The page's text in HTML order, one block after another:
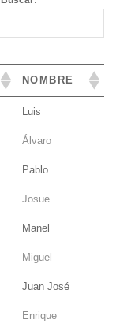
NOMBRE
Luis
Álvaro
Pablo
Josue
Manel
Miguel
Juan José
Enrique